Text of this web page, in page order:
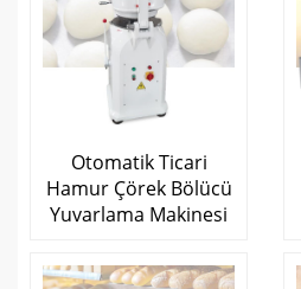
Otomatik Ticari
Hamur Çörek Bölücü
Yuvarlama Makinesi